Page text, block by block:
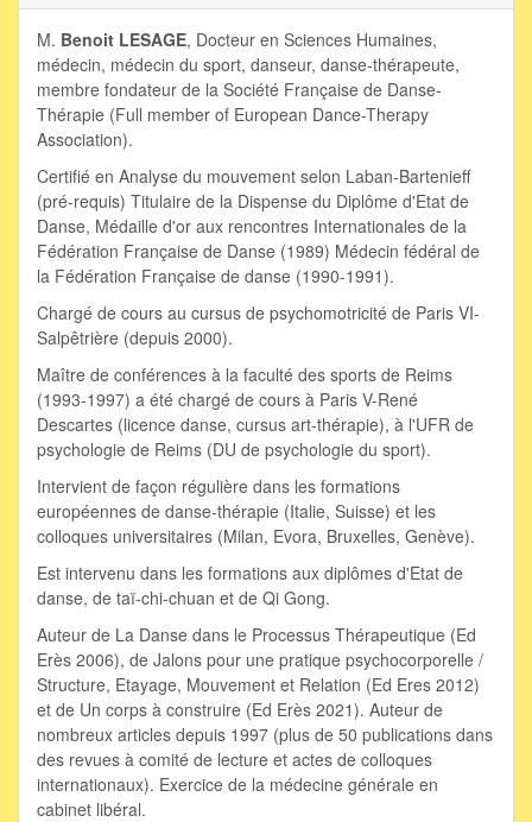
M. Benoit LESAGE, Docteur en Sciences Humaines,
médecin, médecin du sport, danseur, danse-thérapeute,
membre fondateur de la Société Française de Danse-
Thérapie (Full member of European Dance-Therapy
Association).
Certifié en Analyse du mouvement selon Laban-Bartenieff
(pré-requis) Titulaire de la Dispense du Diplôme d'Etat de
Danse, Médaille d'or aux rencontres Internationales de la
Fédération Française de Danse (1989) Médecin fédéral de
la Fédération Française de danse (1990-1991).
Chargé de cours au cursus de psychomotricité de Paris VI-
Salpêtrière (depuis 2000).
Maître de conférences à la faculté des sports de Reims
(1993-1997) a été chargé de cours à Paris V-René
Descartes (licence danse, cursus art-thérapie), à l'UFR de
psychologie de Reims (DU de psychologie du sport).
Intervient de façon régulière dans les formations
européennes de danse-thérapie (Italie, Suisse) et les
colloques universitaires (Milan, Evora, Bruxelles, Genève).
Est intervenu dans les formations aux diplômes d'Etat de
danse, de taï-chi-chuan et de Qi Gong.
Auteur de La Danse dans le Processus Thérapeutique (Ed
Erès 2006), de Jalons pour une pratique psychocorporelle /
Structure, Etayage, Mouvement et Relation (Ed Eres 2012)
et de Un corps à construire (Ed Erès 2021). Auteur de
nombreux articles depuis 1997 (plus de 50 publications dans
des revues à comité de lecture et actes de colloques
internationaux). Exercice de la médecine générale en
cabinet libéral.